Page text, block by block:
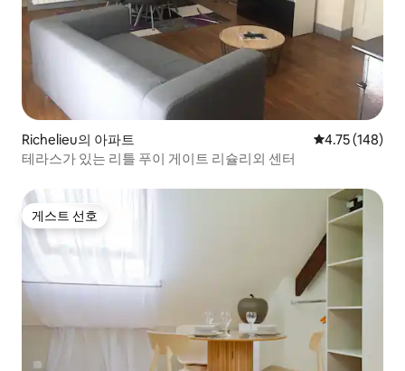
Richelieu의 아파트 평점 4.75점(5
4.75 (148)
테라스가 있는 리틀 푸이 게이트 리슐리외 센터
게스트 선호
게스트 선호